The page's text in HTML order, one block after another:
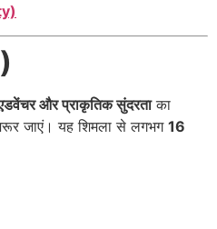
एडवेंचर और प्राकृतिक सुंदरताका
जाएं। यह शिमला से लगभग 16